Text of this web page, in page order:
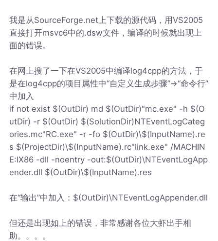
我是从SourceForge.net上下载的源代码，用VS2005
直接打开msvc6中的.dsw文件，编译的时候就出现上
面的错误。
在网上搜了一下在VS2005中编译log4cpp的方法，于
是在log4cpp的项目属性中“自定义生成步骤”->“命令行”
中加入
if not exist $(OutDir) md $(OutDir)"mc.exe" -h $(O
utDir) -r $(OutDir) $(SolutionDir)NTEventLogCateg
ories.mc"RC.exe" -r -fo $(OutDir)\$(InputName).re
s $(ProjectDir)\$(InputName).rc"link.exe" /MACHIN
E:IX86 -dll -noentry -out:$(OutDir)\NTEventLogApp
ender.dll $(OutDir)\$(InputName).res
在“输出”中加入：$(OutDir)\NTEventLogAppender.dll
但还是出现如上的错误，非常感谢各位大虾出手相
助。。。。